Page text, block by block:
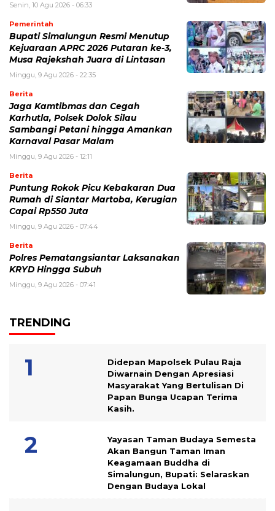
Senin, 10 Agu 2026 - 06:33
Pemerintah
Bupati Simalungun Resmi Menutup
Kejuaraan APRC 2026 Putaran ke-3,
Musa Rajekshah Juara di Lintasan
Minggu, 9 Agu 2026 - 22:35
Berita
Jaga Kamtibmas dan Cegah
Karhutla, Polsek Dolok Silau
Sambangi Petani hingga Amankan
Karnaval Pasar Malam
Minggu, 9 Agu 2026 - 12:11
Berita
Puntung Rokok Picu Kebakaran Dua
Rumah di Siantar Martoba, Kerugian
Capai Rp550 Juta
Minggu, 9 Agu 2026 - 07:44
Berita
Polres Pematangsiantar Laksanakan
KRYD Hingga Subuh
Minggu, 9 Agu 2026 - 07:41
TRENDING
Didepan Mapolsek Pulau Raja
Diwarnain Dengan Apresiasi
Masyarakat Yang Bertulisan Di
Papan Bunga Ucapan Terima
Kasih.
Yayasan Taman Budaya Semesta
Akan Bangun Taman Iman
Keagamaan Buddha di
Simalungun, Bupati: Selaraskan
Dengan Budaya Lokal